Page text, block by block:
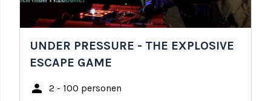
UNDER PRESSURE - THE EXPLOSIVE
ESCAPE GAME
person 2 - 100 personen